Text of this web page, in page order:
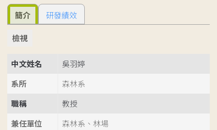
簡介
研發績效
檢視
中文姓名
吳羽婷
系所
森林系
職稱
教授
兼任單位
森林系、林場